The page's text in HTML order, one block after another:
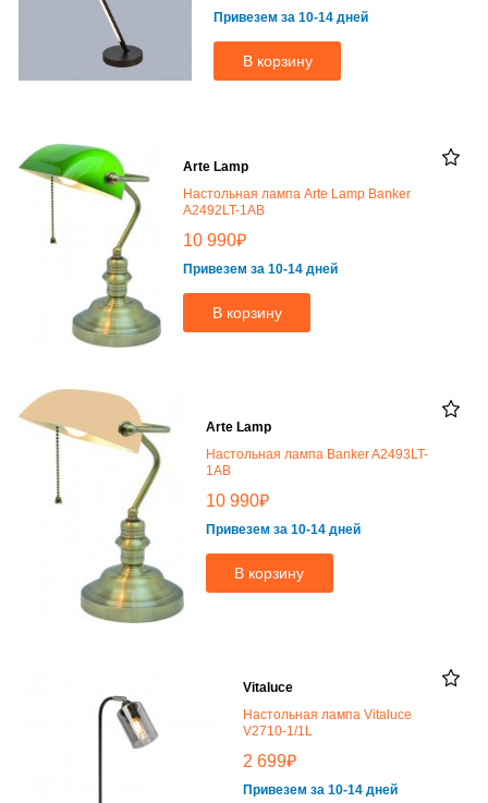
Привезем за 10-14 дней
В корзину
Arte Lamp
Настольная лампа Arte Lamp Banker
A2492LT-1AB
10 990₽
Привезем за 10-14 дней
В корзину
Arte Lamp
Настольная лампа Banker A2493LT-
1AB
10 990₽
Привезем за 10-14 дней
В корзину
Vitaluce
Настольная лампа Vitaluce
V2710-1/1L
2 699₽
Привезем за 10-14 дней